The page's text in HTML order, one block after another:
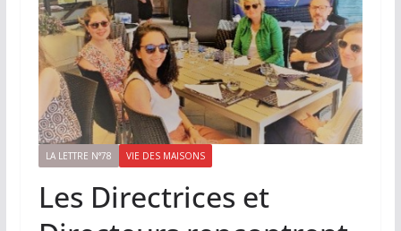
LA LETTRE N°78 VIE DES MAISONS
Les Directrices et